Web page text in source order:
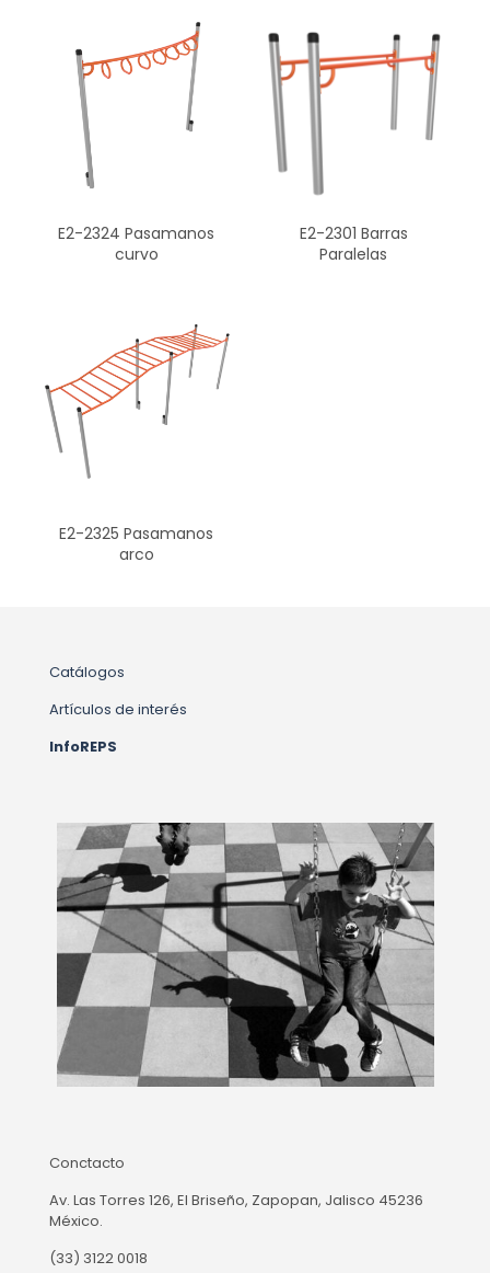
E2-2324 Pasamanos
curvo
E2-2301 Barras
Paralelas
E2-2325 Pasamanos
arco
Catálogos
Artículos de interés
InfoREPS
Conctacto
Av. Las Torres 126, El Briseño, Zapopan, Jalisco 45236
México.
(33) 3122 0018